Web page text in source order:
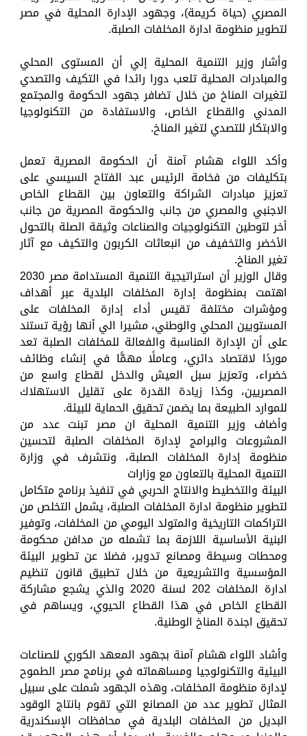
المصري (حياة كريمة)، وجهود الإدارة المحلية في مصر
لتطوير منظومة ادارة المخلفات الصلبة.
وأشار وزير التنمية المحلية إلي أن المستوى المحلي
والمبادرات المحلية تلعب دورا رائدا في التكيف والتصدي
لتغيرات المناخ من خلال تضافر جهود الحكومة والمجتمع
المدني والقطاع الخاص، والاستفادة من التكنولوجيا
والابتكار للتصدي لتغير المناخ.
وأكد اللواء هشام آمنة أن الحكومة المصرية تعمل
بتكليفات من فخامة الرئيس عبد الفتاح السيسي على
تعزيز مبادرات الشراكة والتعاون بين القطاع الخاص
الاجنبي والمصري من جانب والحكومة المصرية من جانب
أخر لتوطين التكنولوجيات والصناعات وثيقة الصلة بالتحول
الأخضر والتخفيف من انبعاثات الكربون والتكيف مع آثار
تغير المناخ.
وقال الوزير أن استراتيجية التنمية المستدامة مصر 2030
اهتمت بمنظومة إدارة المخلفات البلدية عبر أهداف
ومؤشرات مختلفة تقيس أداء إدارة المخلفات على
المستويين المحلي والوطني، مشيرا الي أنها رؤية تستند
على أن الإدارة المناسبة والفعالة للمخلفات الصلبة تعد
موردًا لاقتصاد دائري، وعاملًا مهمًّا في إنشاء وظائف
خضراء، وتعزيز سبل العيش والدخل لقطاع واسع من
المصريين، وكذا زيادة القدرة على تقليل الاستهلاك
للموارد الطبيعة بما يضمن تحقيق الحماية للبيئة.
وأضاف وزير التنمية المحلية ان مصر تبنت عدد من
المشروعات والبرامج لإدارة المخلفات الصلبة لتحسين
منظومة إدارة المخلفات الصلبة، ونتشرف في وزارة
التنمية المحلية بالتعاون مع وزارات
البيئة والتخطيط والانتاج الحربي في تنفيذ برنامج متكامل
لتطوير منظومة ادارة المخلفات الصلبة، يشمل التخلص من
التراكمات التاريخية والمتولد اليومي من المخلفات، وتوفير
البنية الأساسية اللازمة بما تشمله من مدافن محكومة
ومحطات وسيطة ومصانع تدوير، فضلا عن تطوير البيئة
المؤسسية والتشريعية من خلال تطبيق قانون تنظيم
ادارة المخلفات 202 لسنة 2020 والذي يشجع مشاركة
القطاع الخاص في هذا القطاع الحيوي، ويساهم في
تحقيق اجندة المناخ الوطنية.
وأشاد اللواء هشام آمنة بجهود المعهد الكوري للصناعات
البيئية والتكنولوجيا ومساهماته في برنامج مصر الطموح
لإدارة منظومة المخلفات، وهذه الجهود شملت على سبيل
المثال تطوير عدد من المصانع التي تقوم بانتاج الوقود
البديل من المخلفات البلدية في محافظات الإسكندرية